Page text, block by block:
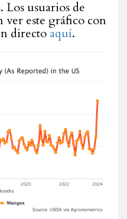
. Los usuarios de
este gráfico con
directo aquí.